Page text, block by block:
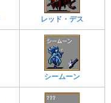
レッド・デス
シームーン